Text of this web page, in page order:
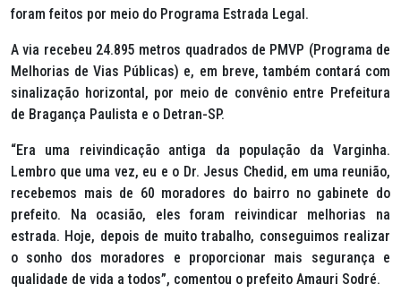
foram feitos por meio do Programa Estrada Legal.
A via recebeu 24.895 metros quadrados de PMVP (Programa de
Melhorias de Vias Públicas) e, em breve, também contará com
sinalização horizontal, por meio de convênio entre Prefeitura
de Bragança Paulista e o Detran-SP.
“Era uma reivindicação antiga da população da Varginha.
Lembro que uma vez, eu e o Dr. Jesus Chedid, em uma reunião,
recebemos mais de 60 moradores do bairro no gabinete do
prefeito. Na ocasião, eles foram reivindicar melhorias na
estrada. Hoje, depois de muito trabalho, conseguimos realizar
o sonho dos moradores e proporcionar mais segurança e
qualidade de vida a todos”, comentou o prefeito Amauri Sodré.